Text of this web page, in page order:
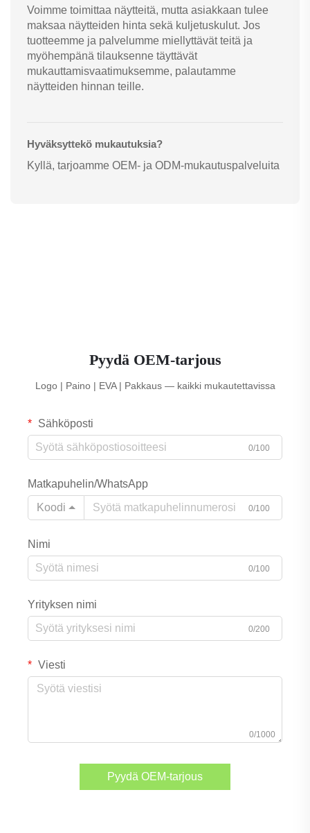
Voimme toimittaa näytteitä, mutta asiakkaan tulee
maksaa näytteiden hinta sekä kuljetuskulut. Jos
tuotteemme ja palvelumme miellyttävät teitä ja
myöhempänä tilauksenne täyttävät
mukauttamisvaatimuksemme, palautamme
näytteiden hinnan teille.
Hyväksyttekö mukautuksia?
Kyllä, tarjoamme OEM- ja ODM-mukautuspalveluita
Pyydä OEM-tarjous
Logo | Paino | EVA | Pakkaus — kaikki mukautettavissa
Sähköposti
0/100
Matkapuhelin/WhatsApp
Koodi
0/100
Nimi
0/100
Yrityksen nimi
0/200
Viesti
0/1000
Pyydä OEM-tarjous